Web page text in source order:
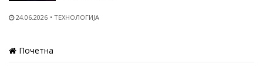
24.06.2026 ТЕХНОЛОГИЈА
Почетна